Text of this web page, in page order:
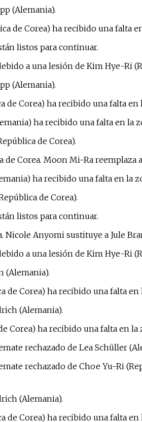
(Alemania).
de Corea) ha recibido una falta
listos para continuar.
a una lesión de Kim Hye-Ri
(Alemania).
de Corea) ha recibido una falta en
ha recibido una falta en la
de Corea).
Corea. Moon Mi-Ra reemplaza
ha recibido una falta en la
de Corea).
listos para continuar.
Nicole Anyomi sustituye a Jule
a una lesión de Kim Hye-Ri
(Alemania).
de Corea) ha recibido una falta en
(Alemania).
Corea) ha recibido una falta en la
rechazado de Lea Schüller
rechazado de Choe Yu-Ri
(Alemania).
de Corea) ha recibido una falta en